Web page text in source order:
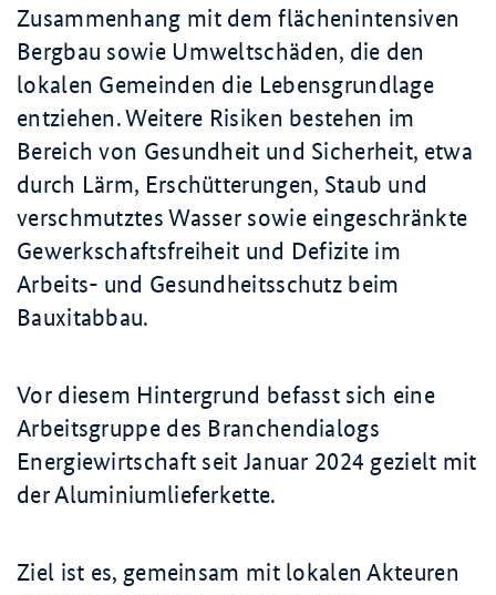
Zusammenhang mit dem flächenintensiven
Bergbau sowie Umweltschäden, die den
lokalen Gemeinden die Lebensgrundlage
entziehen. Weitere Risiken bestehen im
Bereich von Gesundheit und Sicherheit, etwa
durch Lärm, Erschütterungen, Staub und
verschmutztes Wasser sowie eingeschränkte
Gewerkschaftsfreiheit und Defizite im
Arbeits- und Gesundheitsschutz beim
Bauxitabbau.
Vor diesem Hintergrund befasst sich eine
Arbeitsgruppe des Branchendialogs
Energiewirtschaft seit Januar 2024 gezielt mit
der Aluminiumlieferkette.
Ziel ist es, gemeinsam mit lokalen Akteuren